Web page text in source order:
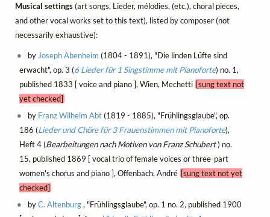
Musical settings(art songs, Lieder, mélodies, (etc.), choral pieces,
and other vocal works set to this text), listed by composer (not
necessarily exhaustive):
by Joseph Abenheim (1804 - 1891), "Die linden Lüfte sind
erwacht", op. 3 (6 Lieder für 1 Singstimme mit Pianoforte) no. 1,
published 1833 [ voice and piano ], Wien, Mechetti [sung text not
yet checked]
by Franz Wilhelm Abt(1819 - 1885), "Frühlingsglaube", op.
186 (Lieder und Chöre für 3 Frauenstimmen mit Pianoforte),
Heft 4 (Bearbeitungen nach Motiven von Franz Schubert) no.
15, published 1869 [ vocal trio of female voices or three-part
women's chorus and piano ], Offenbach, André [sung text not yet
checked]
byC. Altenburg, "Frühlingsglaube", op. 1 no. 2, published 1900